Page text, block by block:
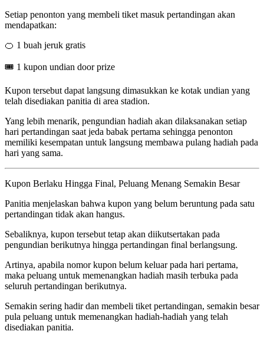
Setiap penonton yang membeli tiket masuk pertandingan akan
mendapatkan:
🍊 1 buah jeruk gratis
🎟️ 1 kupon undian door prize
Kupon tersebut dapat langsung dimasukkan ke kotak undian yang
telah disediakan panitia di area stadion.
Yang lebih menarik, pengundian hadiah akan dilaksanakan setiap
hari pertandingan saat jeda babak pertama sehingga penonton
memiliki kesempatan untuk langsung membawa pulang hadiah pada
hari yang sama.
Kupon Berlaku Hingga Final, Peluang Menang Semakin Besar
Panitia menjelaskan bahwa kupon yang belum beruntung pada satu
pertandingan tidak akan hangus.
Sebaliknya, kupon tersebut tetap akan diikutsertakan pada
pengundian berikutnya hingga pertandingan final berlangsung.
Artinya, apabila nomor kupon belum keluar pada hari pertama,
maka peluang untuk memenangkan hadiah masih terbuka pada
seluruh pertandingan berikutnya.
Semakin sering hadir dan membeli tiket pertandingan, semakin besar
pula peluang untuk memenangkan hadiah-hadiah yang telah
disediakan panitia.